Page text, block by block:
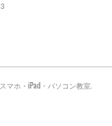
3
マホ・iPad・パソコン教室.